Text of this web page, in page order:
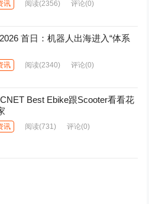
讯 阅读(2356) 评论(0)
首日：机器人出海进入“体系
讯 阅读(2340) 评论(0)
Best Ebike跟Scooter看看花
讯 阅读(731) 评论(0)